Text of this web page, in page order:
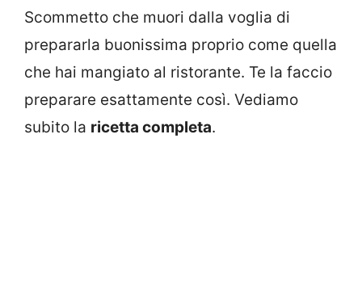
Scommetto che muori dalla voglia di
prepararla buonissima proprio come quella
che hai mangiato al ristorante. Te la faccio
preparare esattamente così. Vediamo
subito la ricetta completa.